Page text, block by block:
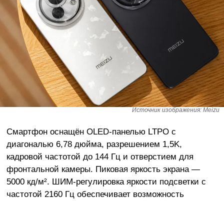
Источник изображения: Meizu
Смартфон оснащён OLED-панелью LTPO с
диагональю 6,78 дюйма, разрешением 1,5K,
кадровой частотой до 144 Гц и отверстием для
фронтальной камеры. Пиковая яркость экрана —
5000 кд/м². ШИМ-регулировка яркости подсветки с
частотой 2160 Гц обеспечивает возможность